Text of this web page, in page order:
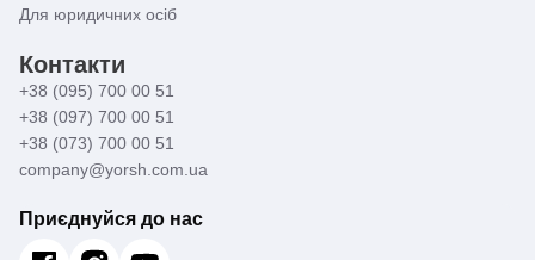
Для юридичних осіб
Контакти
+38 (095) 700 00 51
+38 (097) 700 00 51
+38 (073) 700 00 51
company@yorsh.com.ua
Приєднуйся до нас